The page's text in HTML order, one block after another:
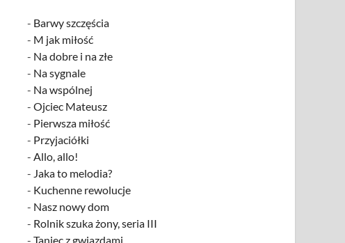
- Barwy szczęścia
- M jak miłość
- Na dobre i na złe
- Na sygnale
- Na wspólnej
-Ojciec Mateusz
- Pierwsza miłość
- Przyjaciółki
-Allo, allo!
- Jaka to melodia?
- Kuchenne rewolucje
- Nasz nowy dom
- Rolnik szuka żony, seria III
-Taniec z gwiazdami